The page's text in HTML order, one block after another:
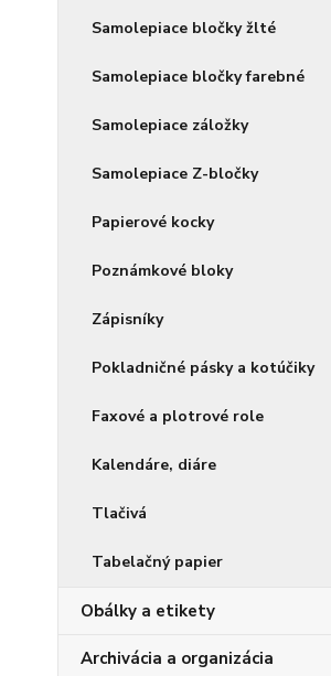
Samolepiace bločky žlté
Samolepiace bločky farebné
Samolepiace záložky
Samolepiace Z-bločky
Papierové kocky
Poznámkové bloky
Zápisníky
Pokladničné pásky a kotúčiky
Faxové a plotrové role
Kalendáre, diáre
Tlačivá
Tabelačný papier
Obálky a etikety
Archivácia a organizácia